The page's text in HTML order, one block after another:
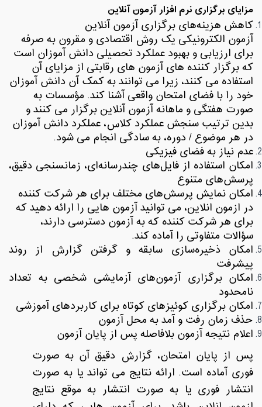
مزایای برگزاری نرم افزار آزمون آنلاین
کاهش هزینه‌های برگزاری آزمون آنلاین
آزمون الکترونیکی یک روش اقتصادی و مقرون به صرفه
برای ارزیابی و بهبود عملکرد تحصیلی دانش آموزان است
که برگزار کننده های آزمون های رقابتی از مزایای آن
استفاده می کنند، زیرا می توانند به کمک آن دانش آموزان
خود را با فضای امتحان واقعی آشنا کند. مؤسسات به
صورت هفتگی و ماهانه آزمون آنلاین برگزار می کنند و
بدین ترتیب سنجش عملکرد کلاس، عملکرد دانش آموزان
در هر موضوع /دوره، به سادگی انجام می شود.
عدم نیاز به فضای فیزیکی
امکان استفاده از فایل‌های چندرسانه‌ای، زمانسنجی دقیق،
پرسش‌های متنوع
امکان نمایش پرسش‌های مختلف برای هر شرکت کننده
در ازمون انلاین، می توانید آزمون هایی را ارائه دهید که
برای هر شرکت کننده که به آزمون دسترسی دارند،
سؤالات متفاوتی را آماده کند.
امکان ذخیره‌سازی سابقه و گرفتن گزارش از روند
پیشرفت
امکان برگزاری آزمون‌های آزمایشی شخصی به تعداد
نامحدود
امکان برگزاری کوئیزهای کوتاه برای کاربردهای آموزشی
حذف زمان رفت و آمد به محل آزمون
اعلام نتیجه آزمون بلافاصله پس از پایان آزمون
پس از پایان امتحان، گزارش دقیق آن به صورت
فوری آماده است. ارائه نتایج می تواند یا به صورت
انتشار فوری یا به صورت انتشار به موقع نتایج